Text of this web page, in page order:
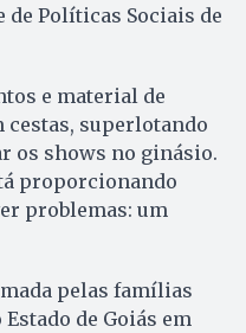
de Políticas Sociais de
e material de
superlotando
os shows no ginásio.
proporcionando
problemas: um
pelas famílias
de Goiás em